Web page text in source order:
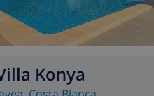
Konya